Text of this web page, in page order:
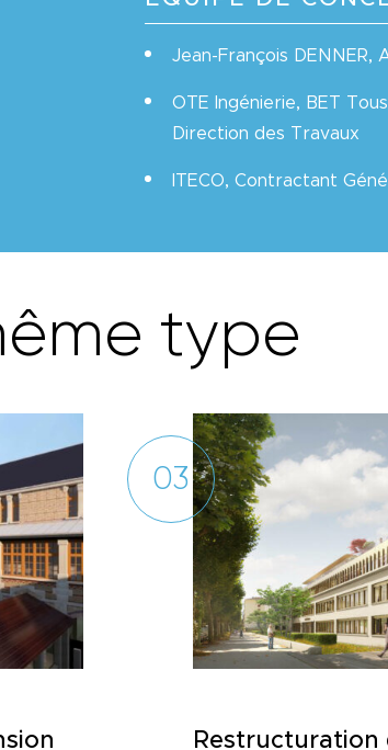
Jean-François DENNER,
OTE Ingénierie, BET
Direction des Travaux
ITECO, Contractant
ême type
03
Restructuration